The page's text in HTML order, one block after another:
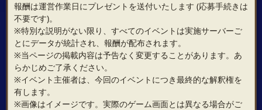
報酬は運営作業日にプレゼントを送付いたします (応募手続きは
不要です)。
※特別な説明がない限り、すべてのイベントは実施サーバーご
とにデータが統計され、報酬が配布されます。
※当ページの掲載内容は予告なく変更することがあります。あ
らかじめご了承ください。
※イベント主催者は、今回のイベントにつき最終的な解釈権を
有します。
※画像はイメージです。実際のゲーム画面とは異なる場合がご